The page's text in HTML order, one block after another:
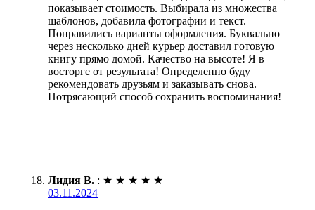
показывает стоимость. Выбирала из множества
шаблонов, добавила фотографии и текст.
Понравились варианты оформления. Буквально
через несколько дней курьер доставил готовую
книгу прямо домой. Качество на высоте! Я в
восторге от результата! Определенно буду
рекомендовать друзьям и заказывать снова.
Потрясающий способ сохранить воспоминания!
Лидия В. : ★ ★ ★ ★ ★
03.11.2024